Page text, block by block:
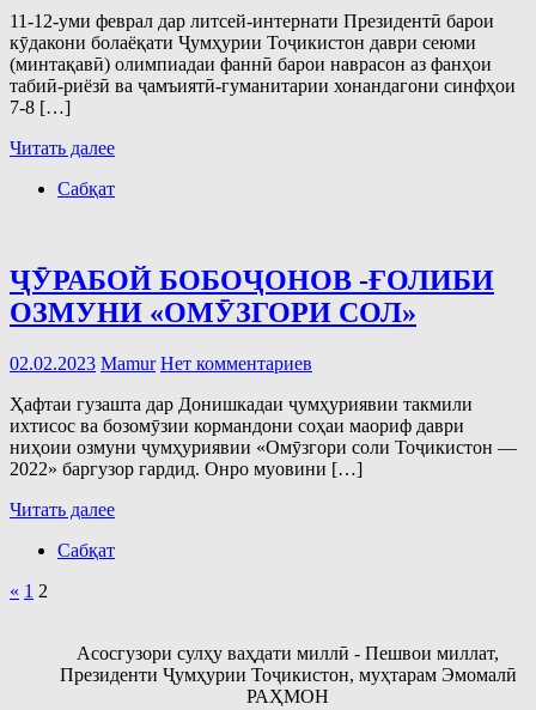
11-12-уми феврал дар литсей-интернати Президентӣ барои
кӯдакони болаёқати Ҷумҳурии Тоҷикистон даври сеюми
(минтақавӣ) олимпиадаи фаннӣ барои наврасон аз фанҳои
табиӣ-риёзӣ ва ҷамъиятӣ-гуманитарии хонандагони синфҳои
7-8 […]
Читать далее
Сабқат
ҶӮРАБОЙ БОБОҶОНОВ -ҒОЛИБИ
ОЗМУНИ «ОМӮЗГОРИ СОЛ»
02.02.2023 Mamur Нет комментариев
Ҳафтаи гузашта дар Донишкадаи ҷумҳуриявии такмили
ихтисос ва бозомӯзии кормандони соҳаи маориф даври
ниҳоии озмуни ҷумҳуриявии «Омӯзгори соли Тоҷикистон —
2022» баргузор гардид. Онро муовини […]
Читать далее
Сабқат
Пагинация
« Предыдущие
1 2
Асосгузори сулҳу ваҳдати миллӣ - Пешвои миллат,
Президенти Ҷумҳурии Тоҷикистон, муҳтарам Эмомалӣ
РАҲМОН